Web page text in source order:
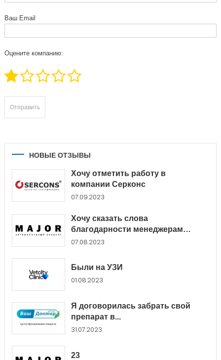
Ваш Email
Оцените компанию:
НОВЫЕ ОТЗЫВЫ
Хочу отметить работу в
компании Серконс
07.09.2023
Хочу сказать слова
благодарности менеджерам
Major...
07.08.2023
Были на УЗИ
01.08.2023
Я договорилась забрать свой
препарат в...
31.07.2023
23